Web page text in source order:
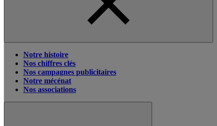
Notre histoire
Nos chiffres clés
Nos campagnes publicitaires
Notre mécénat
Nos associations